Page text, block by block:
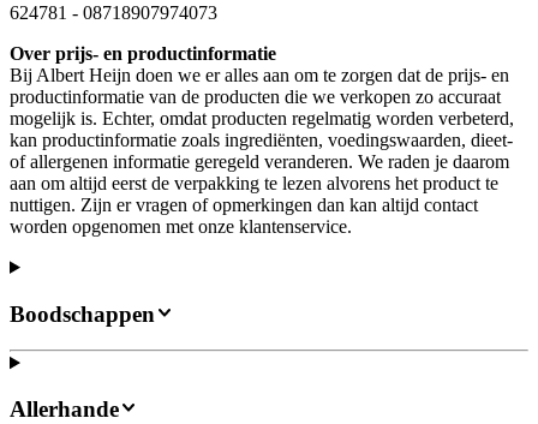
624781 - 08718907974073
Over prijs- en productinformatie
Bij Albert Heijn doen we er alles aan om te zorgen dat de prijs- en
productinformatie van de producten die we verkopen zo accuraat
mogelijk is. Echter, omdat producten regelmatig worden verbeterd,
kan productinformatie zoals ingrediënten, voedingswaarden, dieet-
of allergenen informatie geregeld veranderen. We raden je daarom
aan om altijd eerst de verpakking te lezen alvorens het product te
nuttigen. Zijn er vragen of opmerkingen dan kan altijd contact
worden opgenomen met onze klantenservice.
Boodschappen
Allerhande